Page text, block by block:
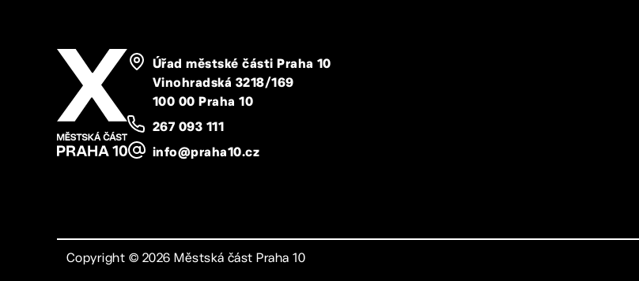
Úřad městské části Praha 10
Vinohradská 3218/169
100 00 Praha 10
267 093 111
info@praha10.cz
Copyright © 2026 Městská část Praha 10